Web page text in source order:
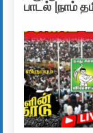
பாடல் |நாம்